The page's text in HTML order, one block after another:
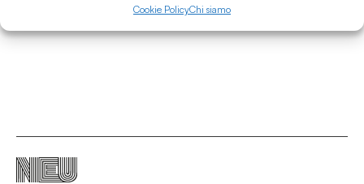
Cookie PolicyChi siamo